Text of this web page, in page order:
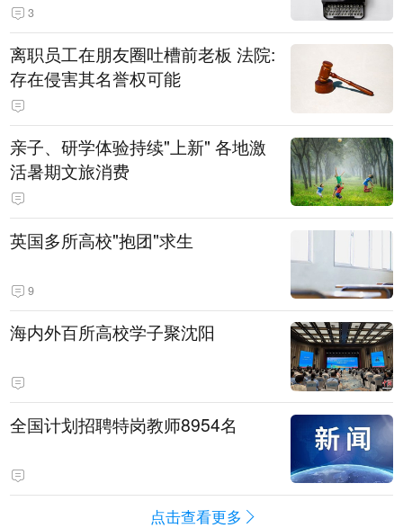
3
离职员工在朋友圈吐槽前老板 法院:
存在侵害其名誉权可能
亲子、研学体验持续"上新" 各地激
活暑期文旅消费
英国多所高校"抱团"求生
9
海内外百所高校学子聚沈阳
全国计划招聘特岗教师8954名
点击查看更多